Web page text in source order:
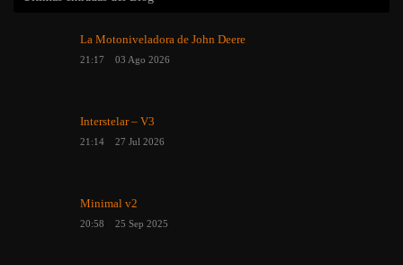
La Motoniveladora de John Deere
21:17 03 Ago 2026
Interstelar – V3
21:14 27 Jul 2026
Minimal v2
20:58 25 Sep 2025